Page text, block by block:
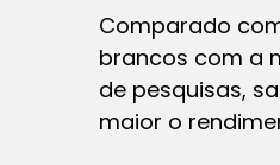
Comparado
brancos com a
de pesquisas,
maior o